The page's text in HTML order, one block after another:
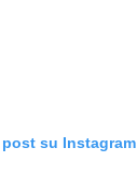
su Instagram